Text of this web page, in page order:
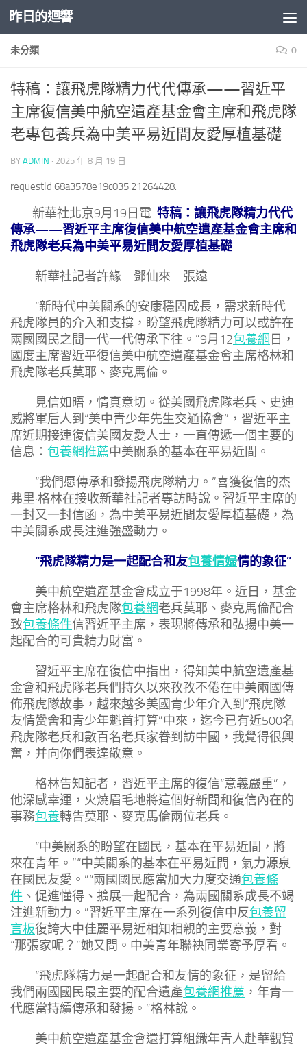
Skip to content
昨日的迴響
未分類 0
特稿：讓飛虎隊精力代代傳承——習近平
主席復信美中航空遺產基金會主席和飛虎隊
老專包養兵為中美平易近間友愛厚植基礎
BY ADMIN · 2025 年 8 月 19 日
requestId:68a3578e19c035.21264428.
新華社北京9月19日電 特稿：讓飛虎隊精力代代
傳承——習近平主席復信美中航空遺產基金會主席和
飛虎隊老兵為中美平易近間友愛厚植基礎
新華社記者許緣 鄧仙來 張遠
“新時代中美關系的安康穩固成長，需求新時代
飛虎隊員的介入和支撐，盼望飛虎隊精力可以或許在
兩國國民之間一代一代傳承下往。”9月12包養網 日，
國度主席習近平復信美中航空遺產基金會主席格林和
飛虎隊老兵莫耶、麥克馬倫。
見信如晤，情真意切。從美國飛虎隊老兵、史迪
威將軍后人到“美中青少年先生交通協會”，習近平主
席近期接連復信美國友愛人士，一直傳遞一個主要的
信息： 包養網推薦中美關系的基本在平易近間。
“我們愿傳承和發揚飛虎隊精力。”喜獲復信的杰
弗里·格林在接收新華社記者專訪時說。習近平主席的
一封又一封信函，為中美平易近間友愛厚植基礎，為
中美關系成長注進強盛動力。
“飛虎隊精力是一起配合和友包養情婦情的象征”
美中航空遺產基金會成立于1998年。近日，基金
會主席格林和飛虎隊包養網老兵莫耶、麥克馬倫配合
致包養條件信習近平主席，表現將傳承和弘揚中美一
起配合的可貴精力財富。
習近平主席在復信中指出，得知美中航空遺產基
金會和飛虎隊老兵們持久以來孜孜不倦在中美兩國傳
佈飛虎隊故事，越來越多美國青少年介入到“飛虎隊
友情黌舍和青少年魁首打算”中來，迄今已有近500名
飛虎隊老兵和數百名老兵家眷到訪中國，我覺得很興
奮，并向你們表達敬意。
格林告知記者，習近平主席的復信“意義嚴重”，
他深感幸運，火燒眉毛地將這個好新聞和復信內在的
事務包養轉告莫耶、麥克馬倫兩位老兵。
“中美關系的盼望在國民，基本在平易近間，將
來在青年。”“中美關系的基本在平易近間，氣力源泉
在國民友愛。”“兩國國民應當加大力度交通包養條
件 、促進懂得、擴展一起配合，為兩國關系成長不竭
注進新動力。”習近平主席在一系列復信中反包養留
言板復誇大中佳麗平易近相知相親的主要意義，對
“那張家呢？”她又問。中美青年聯袂同業寄予厚看。
“飛虎隊精力是一起配合和友情的象征，是留給
我們兩國國民最主要的配合遺產包養網推薦 ，年青一
代應當持續傳承和發揚。”格林說。
美中航空遺產基金會還打算組織年青人赴華觀賞